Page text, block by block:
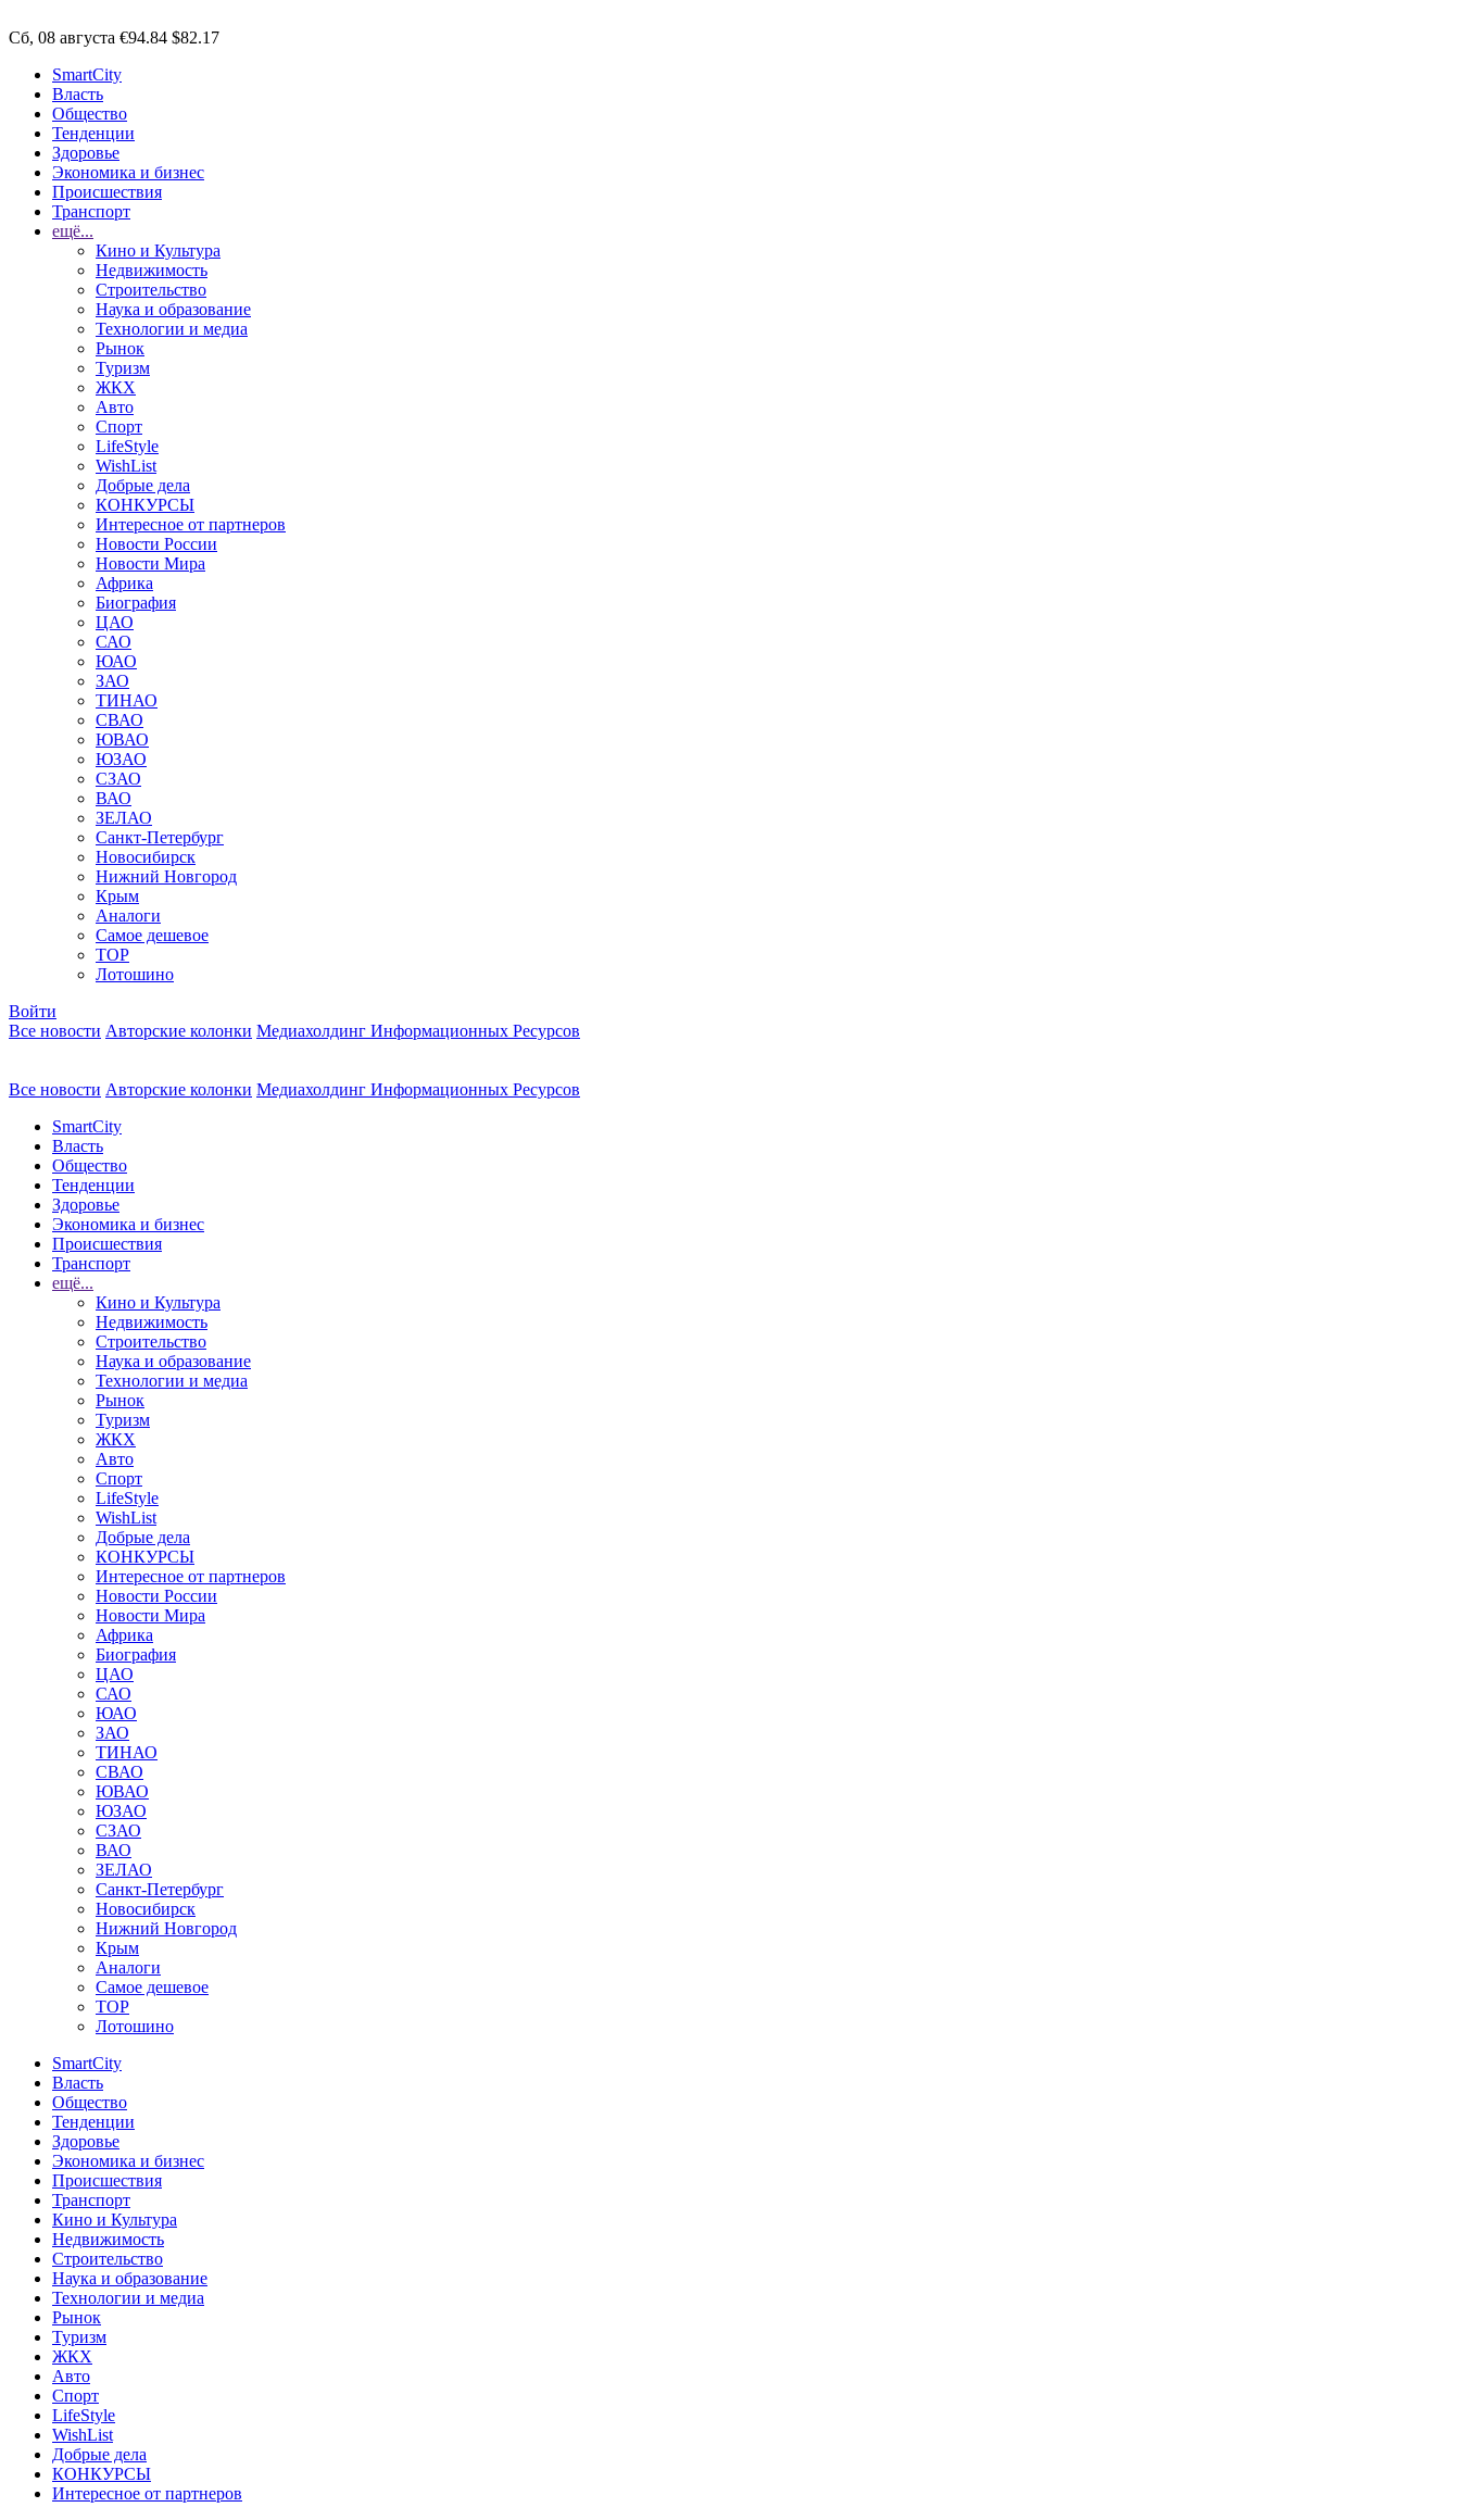
Сб, 08 августа €94.84 $82.17
SmartCity
Власть
Общество
Тенденции
Здоровье
Экономика и бизнес
Происшествия
Транспорт
ещё...
Кино и Культура
Недвижимость
Строительство
Наука и образование
Технологии и медиа
Рынок
Туризм
ЖКХ
Авто
Спорт
LifeStyle
WishList
Добрые дела
КОНКУРСЫ
Интересное от партнеров
Новости России
Новости Мира
Африка
Биография
ЦАО
САО
ЮАО
ЗАО
ТИНАО
СВАО
ЮВАО
ЮЗАО
СЗАО
ВАО
ЗЕЛАО
Санкт-Петербург
Новосибирск
Нижний Новгород
Крым
Аналоги
Самое дешевое
TOP
Лотошино
Войти
Все новости Авторские колонки Медиахолдинг Информационных Ресурсов
Все новости Авторские колонки Медиахолдинг Информационных Ресурсов
SmartCity
Власть
Общество
Тенденции
Здоровье
Экономика и бизнес
Происшествия
Транспорт
ещё...
Кино и Культура
Недвижимость
Строительство
Наука и образование
Технологии и медиа
Рынок
Туризм
ЖКХ
Авто
Спорт
LifeStyle
WishList
Добрые дела
КОНКУРСЫ
Интересное от партнеров
Новости России
Новости Мира
Африка
Биография
ЦАО
САО
ЮАО
ЗАО
ТИНАО
СВАО
ЮВАО
ЮЗАО
СЗАО
ВАО
ЗЕЛАО
Санкт-Петербург
Новосибирск
Нижний Новгород
Крым
Аналоги
Самое дешевое
TOP
Лотошино
SmartCity
Власть
Общество
Тенденции
Здоровье
Экономика и бизнес
Происшествия
Транспорт
Кино и Культура
Недвижимость
Строительство
Наука и образование
Технологии и медиа
Рынок
Туризм
ЖКХ
Авто
Спорт
LifeStyle
WishList
Добрые дела
КОНКУРСЫ
Интересное от партнеров